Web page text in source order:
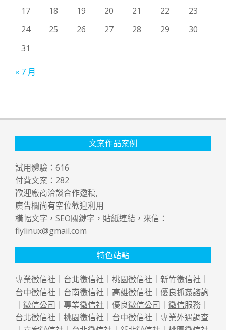
17
18 19 20 21 22
23
24
25 26 27 28 29
30
31
« 7 月
文案作品案例
試用體驗： 616
付費文案： 282
歡迎廠商洽談合作邀稿,
廣告欄尚有空位歡迎利用
橫幅文字，SEO關鍵字，貼紙連結，來信：
flylinux@gmail.com
特色站點
專業徵信社 ｜ 台北徵信社 ｜ 桃園徵信社 ｜ 新竹徵信社 ｜
台中徵信社 ｜ 台南徵信社 ｜ 高雄徵信社 ｜優良抓姦諮詢
｜ 徵信公司 ｜專業徵信社 ｜優良徵信公司 ｜ 徵信服務｜
台北徵信社 ｜ 桃園徵信社 ｜ 台中徵信社 ｜專業外遇調查